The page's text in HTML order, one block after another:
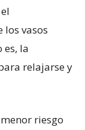
vasos
es, la
relajarse y
riesgo